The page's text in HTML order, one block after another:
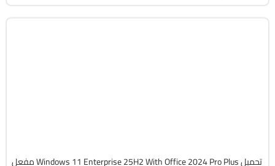
تحميل Windows 11 Enterprise 25H2 With Office 2024 Pro Plus مفعل